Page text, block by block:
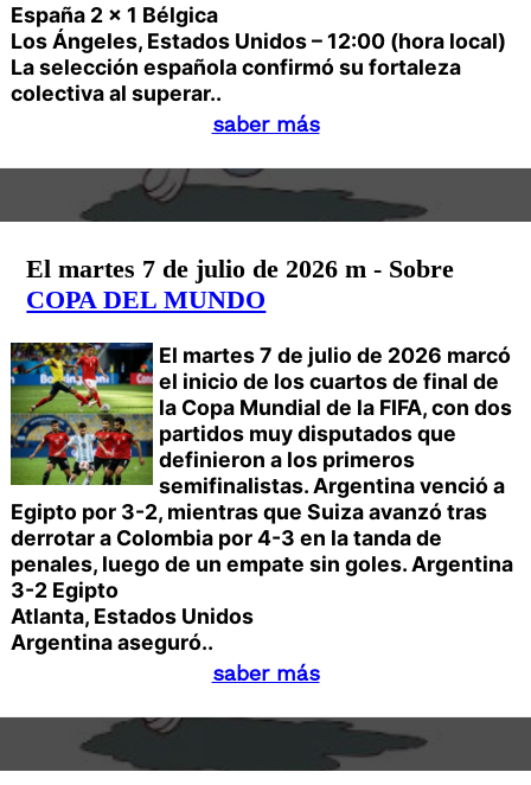
España 2 x 1 Bélgica
Los Ángeles, Estados Unidos – 12:00 (hora local)
La selección española confirmó su fortaleza
colectiva al superar..
saber más
El martes 7 de julio de 2026 m - Sobre
COPA DEL MUNDO
El martes 7 de julio de 2026 marcó
el inicio de los cuartos de final de
la Copa Mundial de la FIFA, con dos
partidos muy disputados que
definieron a los primeros
semifinalistas. Argentina venció a
Egipto por 3-2, mientras que Suiza avanzó tras
derrotar a Colombia por 4-3 en la tanda de
penales, luego de un empate sin goles. Argentina
3-2 Egipto
Atlanta, Estados Unidos
Argentina aseguró..
saber más